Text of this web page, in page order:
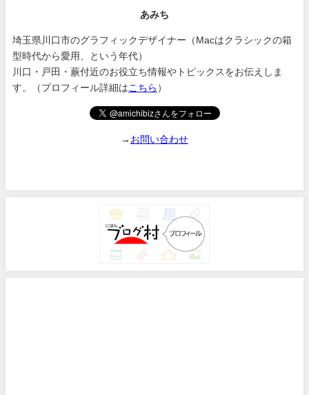
あみち
埼玉県川口市のグラフィックデザイナー（Macはクラシックの箱
型時代から愛用、という年代）
川口・戸田・蕨付近のお役立ち情報やトピックスをお伝えしま
す。（プロフィール詳細は こちら ）
→ お問い合わせ